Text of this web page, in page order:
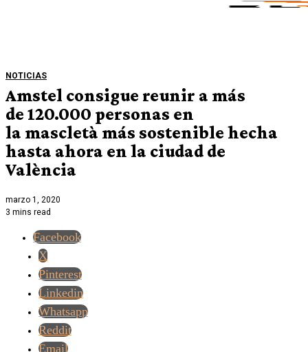
NOTICIAS
Amstel consigue reunir a más
de 120.000 personas en
la mascletà más sostenible hecha
hasta ahora en la ciudad de
València
marzo 1, 2020
3 mins read
Facebook
X
Pinterest
Linkedin
Whatsapp
Reddit
Email